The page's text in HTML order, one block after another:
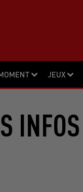
JEUX